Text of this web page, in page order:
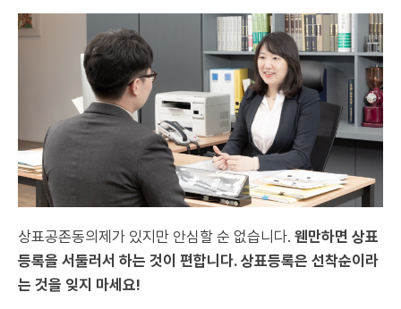
상표공존동의제가 있지만 안심할 순 없습니다. 웬만하면 상표
등록을 서둘러서 하는 것이 편합니다. 상표등록은 선착순이라
는 것을 잊지 마세요!